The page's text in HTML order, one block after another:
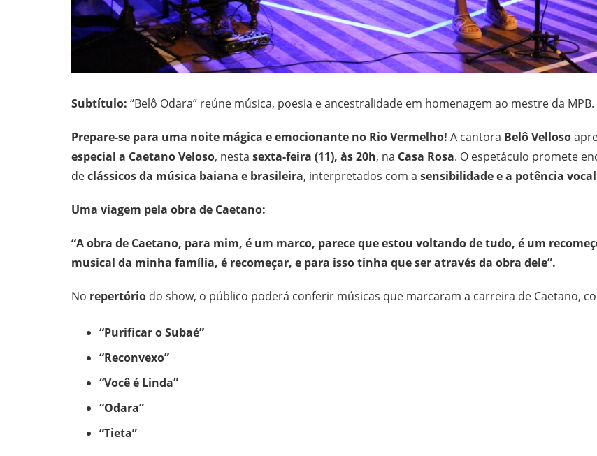
Subtítulo: “Belô Odara” reúne música, poesia e ancestralidade em homenagem ao mestre da MPB.
Prepare-se para uma noite mágica e emocionante no Rio Vermelho! A cantora Belô Velloso
especial a Caetano Veloso, nesta sexta-feira (11), às 20h, na Casa Rosa. O espetáculo promete
declássicos da música baiana e brasileira, interpretados com a sensibilidade e a potência vocal
Uma viagem pela obra de Caetano:
“A obra de Caetano, para mim, é um marco, parece que estou voltando de tudo, é um
musical da minha família, é recomeçar, e para isso tinha que ser através da obra dele”.
No repertório do show, o público poderá conferir músicas que marcaram a carreira de Caetano,
“Purificar o Subaé”
“Reconvexo”
“Você é Linda”
“Odara”
“Tieta”